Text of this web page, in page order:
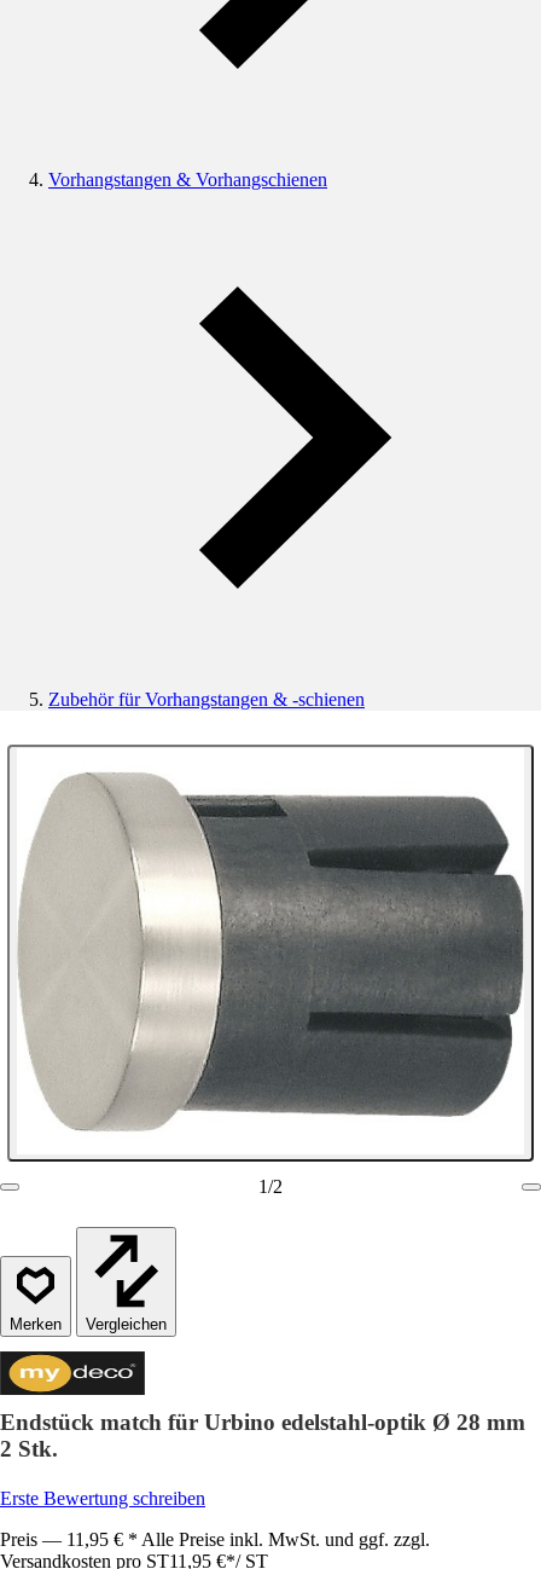
Vorhangstangen & Vorhangschienen
Zubehör für Vorhangstangen & -schienen
1/2
Vergleichen
Endstück match für Urbino edelstahl-optik Ø 28 mm
2 Stk.
Erste Bewertung schreiben
Preis — 11,95 € * Alle Preise inkl. MwSt. und ggf. zzgl.
Versandkosten pro ST11,95 €*/ ST